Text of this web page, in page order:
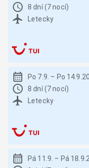
8 dní (7 nocí)
Letecky
Po 7.9. – Po
8 dní (7 nocí)
Letecky
Pá 11.9. – Pá